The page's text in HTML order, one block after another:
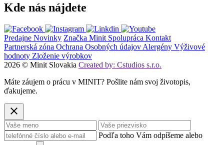
Kde nás nájdete
Predajne Novinky Značka Minit Spolupráca Kontakt
Partnerská zóna Ochrana Osobných údajov Alergény Výživové
hodnoty Zloženie výrobkov
2026 © Minit Slovakia Created by: Cstudios s.r.o.
Máte záujem o prácu v MINIT? Pošlite nám svoj životopis,
ďakujeme.
Podľa toho Vám odpíšeme alebo